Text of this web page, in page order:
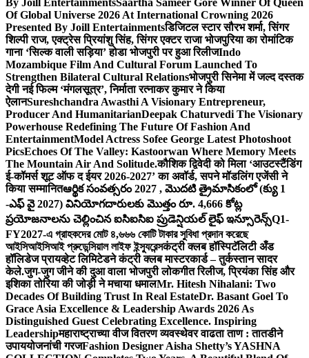
By Joill EntertainmentsSaartha Sameer Gore Winner Of Queen
Of Global Universe 2026 At International Crowning 2026
Presented By Joill Entertainmentsडिजिटल स्टार सौरभ शर्मा, सिंगर
शिल्पी राज, एक्ट्रेस प्रियांशु सिंह, सिंगर एक्टर राजा भोजपुरिया का रोमांटिक
गाना ‘सिल्क वाली सड़िया’ होडा भोजपुरी पर हुआ रिलीजIndo
Mozambique Film And Cultural Forum Launched To
Strengthen Bilateral Cultural Relationsभोजपुरी सिनेमा में जल्द दस्तक
देगी नई फिल्म ‘मंगलसूत्र’, निर्माता रत्नाकर कुमार ने किया
ऐलानSureshchandra Awasthi A Visionary Entrepreneur,
Producer And HumanitarianDeepak Chaturvedi The Visionary
Powerhouse Redefining The Future Of Fashion And
EntertainmentModel Actress Sofee George Latest Photoshoot
PicsEchoes Of The Valley: Kastoorwan Where Memory Meets
The Mountain Air And Solitude.कौशिक द्विवेदी को मिला ‘आउटस्टैंडिंग
ई-कॉमर्स शूट ऑफ द ईयर 2026-2027’ का अवॉर्ड, सपने मॉडलिंग एजेंसी ने
किया सम्मानितఆర్థిక సంవత్సరం 2027 , మొదటి త్రైమాసికంలో (క్యు 1
-ఎఫ్ వై 2027) వినియోగదారులకు మొత్తం రూ. 4,666 కోట్ల
ప్రయోజనాలను చెల్లించిన ఐసిఐసిఐ ప్రుడెన్షియల్ లైఫ్ ఇన్సూరెన్స్Q1-
FY2027-এ গ্রাহকদের মোট ৪,৬৬৬ কোটি টাকার সুবিধা প্রদান করেছে
আইসিআইসিআই প্রুডেন্সিয়াল লাইফ ইন্স্যুরেন্সकंट्री क्लब हॉस्पिटॅलिटी अँड
हॉलिडेज प्रायव्हेट लिमिटेडने कंट्री क्लब मास्टरकार्ड – तुर्कस्तान सादर
केले.जुग-जुग जीने की दुआ वाला भोजपुरी लोकगीत रिलीज, प्रियंका सिंह और
इशिका तोरिया की जोड़ी ने मचाया धमालMr. Hitesh Nihalani: Two
Decades Of Building Trust In Real EstateDr. Basant Goel To
Grace Asia Excellence & Leadership Awards 2026 As
Distinguished Guest Celebrating Excellence. Inspiring
Leadershipमहाराष्ट्राच्या वीज वितरण व्यवस्थेवर वाढता ताण : तातडीने
उपाययोजनांची गरजFashion Designer Aisha Shetty’s YASHNA